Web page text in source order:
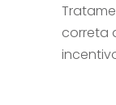
correta